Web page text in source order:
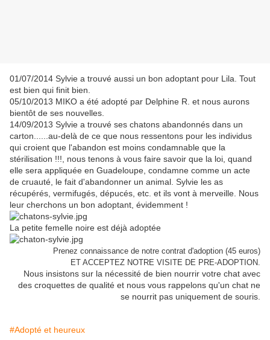
01/07/2014 Sylvie a trouvé aussi un bon adoptant pour Lila. Tout
est bien qui finit bien.
05/10/2013 MIKO a été adopté par Delphine R. et nous aurons
bientôt de ses nouvelles.
14/09/2013 Sylvie a trouvé ses chatons abandonnés dans un
carton......au-delà de ce que nous ressentons pour les individus
qui croient que l'abandon est moins condamnable que la
stérilisation !!!, nous tenons à vous faire savoir que la loi, quand
elle sera appliquée en Guadeloupe, condamne comme un acte
de cruauté, le fait d'abandonner un animal. Sylvie les as
récupérés, vermifugés, dépucés, etc. et ils vont à merveille. Nous
leur cherchons un bon adoptant, évidemment !
La petite femelle noire est déjà adoptée
Prenez connaissance de notre contrat d'adoption (45 euros)
ET ACCEPTEZ NOTRE VISITE DE PRE-ADOPTION.
Nous insistons sur la nécessité de bien nourrir votre chat avec
des croquettes de qualité et nous vous rappelons qu'un chat ne
se nourrit pas uniquement de souris.
#Adopté et heureux